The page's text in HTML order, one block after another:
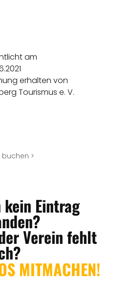
am
erhalten von
Tourismus e. V.
buchen >
Eintrag
Verein fehlt
MITMACHEN!